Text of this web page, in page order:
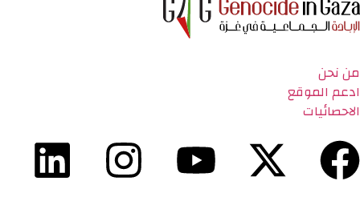
من نحن
ادعم الموقع
الاحصائيات